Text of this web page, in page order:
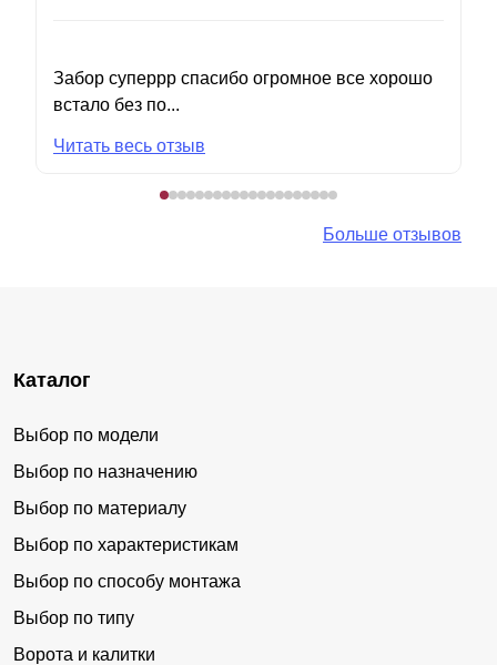
Забор суперрр спасибо огромное все хорошо
встало без по...
Читать весь отзыв
Больше отзывов
Каталог
Выбор по модели
Выбор по назначению
Выбор по материалу
Выбор по характеристикам
Выбор по способу монтажа
Выбор по типу
Ворота и калитки